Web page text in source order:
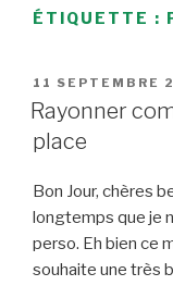
ÉTIQUETTE :
PUBLIÉ
LE
11 SEPTEMBRE
Rayonner
place
Bon Jour, chères
longtemps que je
perso. Eh bien ce
souhaite une très